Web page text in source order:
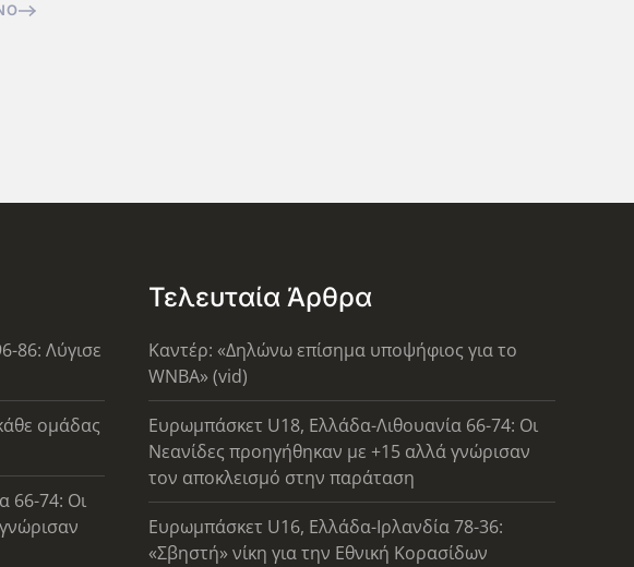
86: Λύγισε
ομάδας
66-74: Οι
Τελευταία Άρθρα
Καντέρ: «Δηλώνω επίσημα υποψήφιος για το
WNBA» (vid)
Ευρωμπάσκετ U18, Ελλάδα-Λιθουανία 66-74: Οι
Νεανίδες προηγήθηκαν με +15 αλλά γνώρισαν
τον αποκλεισμό στην παράταση
Ευρωμπάσκετ U16, Ελλάδα-Ιρλανδία 78-36:
«Σβηστή» νίκη για την Εθνική Κορασίδων